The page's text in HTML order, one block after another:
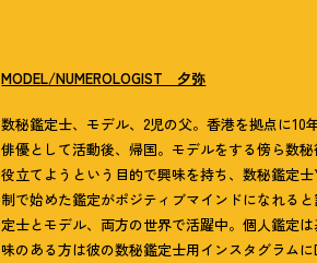
MODEL/NUMEROLOGIST 夕弥
数秘鑑定士、モデル、2児の父。香港を拠点に10
俳優として活動後、帰国。モデルをする傍ら数
役立てようという目的で興味を持ち、数秘鑑定
制で始めた鑑定がポジティブマインドになれる
定士とモデル、両方の世界で活躍中。個人鑑定
味のある方は彼の数秘鑑定士用インスタグラム